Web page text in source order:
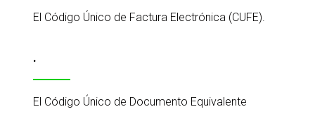
El Código Único de Factura Electrónica (CUFE).
.
El Código Único de Documento Equivalente